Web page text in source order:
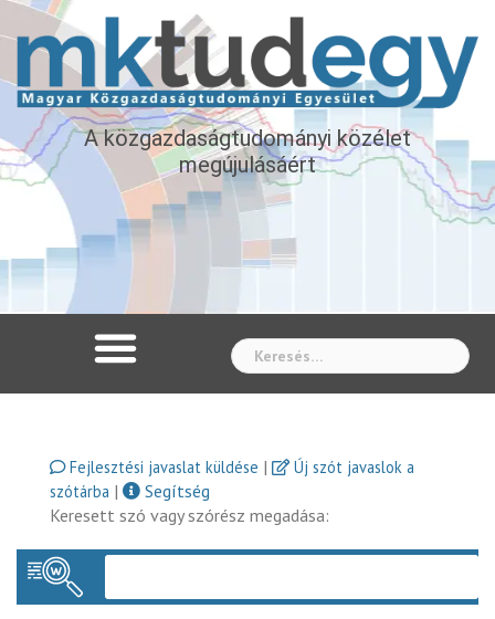
A közgazdaságtudományi közélet
megújulásáért
Fejlesztési javaslat küldése |
Új szót javaslok a
szótárba |
Segítség
Keresett szó vagy szórész megadása: